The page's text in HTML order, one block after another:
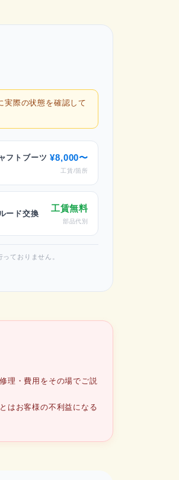
際の状態を確認して
フトブーツ ¥8,000〜
工賃/箇所
ード交換 工賃無料
部品代別
ておりません。
理・費用をその場でご説
はお客様の不利益になる